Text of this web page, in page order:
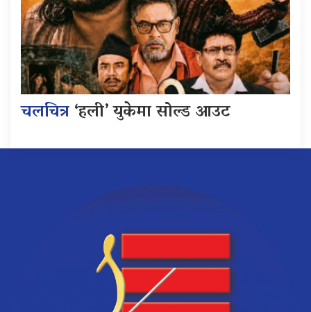
चलचित्र‘हली’ युकेमा सोल्ड आउट